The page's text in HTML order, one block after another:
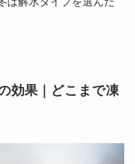
効果｜どこまで凍